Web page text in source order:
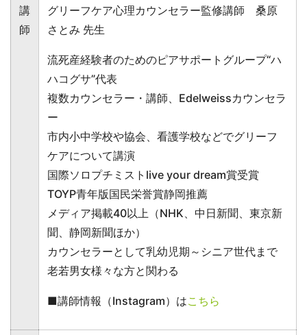
講
師
グリーフケア心理カウンセラー監修講師 桑原
さとみ 先生
流死産経験者のためのピアサポートグループ“ハ
ハコグサ”代表
複数カウンセラー・講師、Edelweissカウンセラ
ー
市内小中学校や協会、看護学校などでグリーフ
ケアについて講演
国際ソロプチミストlive your dream賞受賞
TOYP青年版国民栄誉賞静岡推薦
メディア掲載40以上（NHK、中日新聞、東京新
聞、静岡新聞ほか）
カウンセラーとして乳幼児期～シニア世代まで
老若男女様々な方と関わる
■講師情報（Instagram）はこちら